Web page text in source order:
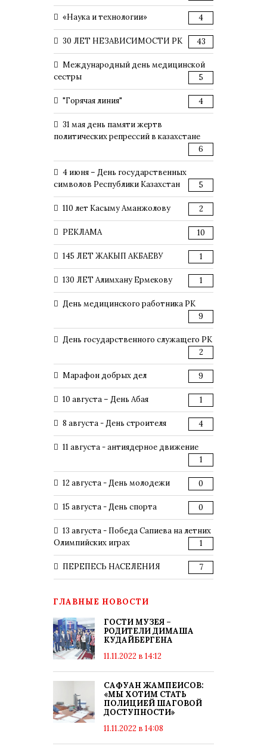
«Наука и технологии» 4
30 ЛЕТ НЕЗАВИСИМОСТИ РК 43
Международный день медицинской
сестры
5
"Горячая линия" 4
31 мая день памяти жертв
политических репрессий в казахстане
6
4 июня – День государственных
символов Республики Казахстан
5
110 лет Касыму Аманжолову 2
РЕКЛАМА 10
145 ЛЕТ ЖАКЫП АКБАЕВУ 1
130 ЛЕТ Алимхану Ермекову 1
День медицинского работника РК
9
День государственного служащего РК
2
Марафон добрых дел 9
10 августа – День Абая 1
8 августа - День строителя 4
11 августа - антиядерное движение
1
12 августа - День молодежи 0
15 августа - День спорта 0
13 августа - Победа Сапиева на летних
Олимпийских играх
1
ПЕРЕПЕСЬ НАСЕЛЕНИЯ 7
ГЛАВНЫЕ НОВОСТИ
ГОСТИ МУЗЕЯ –
РОДИТЕЛИ ДИМАША
КУДАЙБЕРГЕНА
11.11.2022 в 14:12
САФУАН ЖАМПЕИСОВ:
«МЫ ХОТИМ СТАТЬ
ПОЛИЦИЕЙ ШАГОВОЙ
ДОСТУПНОСТИ»
11.11.2022 в 14:08